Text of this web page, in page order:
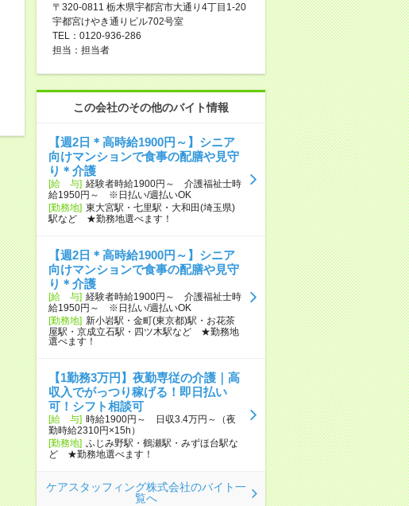
〒320-0811 栃木県宇都宮市大通り4丁目1-20
宇都宮けやき通りビル702号室
TEL：0120-936-286
担当：担当者
この会社のその他のバイト情報
【週2日＊高時給1900円～】シニア
向けマンションで食事の配膳や見守
り＊介護
[給 与] 経験者時給1900円～ 介護福祉士時
給1950円～ ※日払い/週払いOK
[勤務地] 東大宮駅・七里駅・大和田(埼玉県)
駅など ★勤務地選べます！
【週2日＊高時給1900円～】シニア
向けマンションで食事の配膳や見守
り＊介護
[給 与] 経験者時給1900円～ 介護福祉士時
給1950円～ ※日払い/週払いOK
[勤務地] 新小岩駅・金町(東京都)駅・お花茶
屋駅・京成立石駅・四ツ木駅など ★勤務地
選べます！
【1勤務3万円】夜勤専従の介護｜高
収入でがっつり稼げる！即日払い
可！シフト相談可
[給 与] 時給1900円～ 日収3.4万円～（夜
勤時給2310円×15h）
[勤務地] ふじみ野駅・鶴瀬駅・みずほ台駅な
ど ★勤務地選べます！
ケアスタッフィング株式会社のバイト一
覧へ